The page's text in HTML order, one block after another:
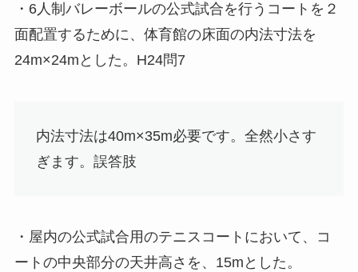
・6人制バレーボールの公式試合を行うコートを２
面配置するために、体育館の床面の内法寸法を
24m×24mとした。H24問7
内法寸法は40m×35m必要です。全然小さす
ぎます。 誤答肢
・屋内の公式試合用のテニスコートにおいて、コ
ートの中央部分の天井高さを、15mとした。